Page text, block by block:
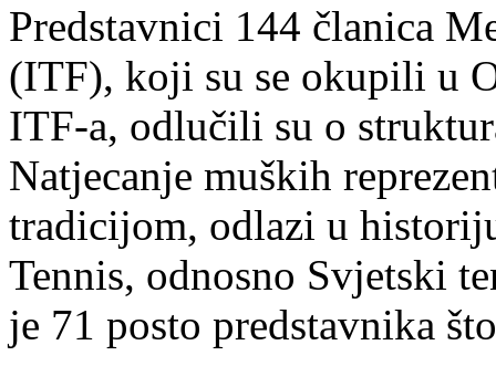
Predstavnici 144 članica
(ITF), koji su se okupili u
ITF-a, odlučili su o
Natjecanje muških
tradicijom, odlazi u
Tennis, odnosno Svjetski
je 71 posto predstavnika